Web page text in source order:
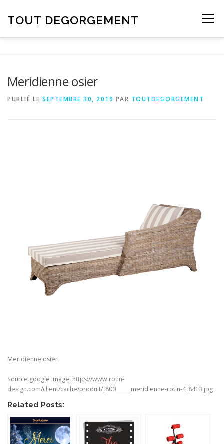
TOUT DEGORGEMENT Menu
Meridienne osier
PUBLIÉ LE SEPTEMBRE 30, 2019 PAR TOUTDEGORGEMENT
Meridienne osier
Source google image: https://www.rotin-
design.com/client/cache/produit/_800______meridienne-rotin-4_8413.jpg
Related Posts: